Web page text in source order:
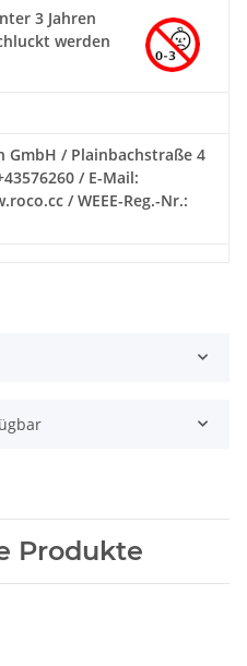
3 Jahren
werden
/ Plainbachstraße 4
/ E-Mail:
/ WEEE-Reg.-Nr.:
Produkte